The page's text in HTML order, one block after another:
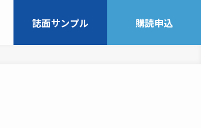
誌面サンプル 購読申込